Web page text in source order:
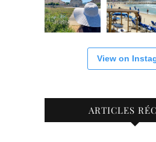
View on
ARTICLES